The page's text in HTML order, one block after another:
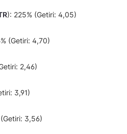
): 225% (Getiri: 4,05)
(Getiri: 4,70)
2,46)
3,91)
(Getiri: 3,56)